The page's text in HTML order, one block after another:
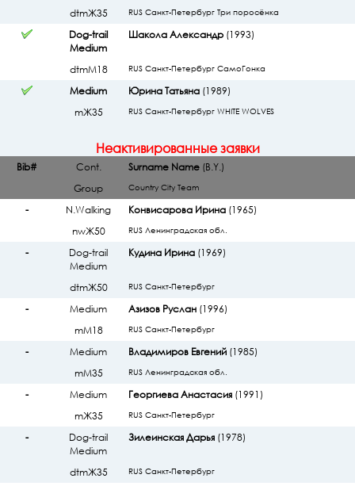
dtmЖ35
RUS Санкт-Петербург Три поросёнка
Dog-trail
Medium
dtmМ18
Шакола Александр(1993)
RUS Санкт-Петербург СамоГонка
Medium
mЖ35
Юрина Татьяна(1989)
RUS Санкт-Петербург WHITE WOLVES
Неактивированные заявки
Bib#
Cont.
Group
Surname Name (B.Y.)
Country City Team
-
N.Walking
nwЖ50
Конвисарова Ирина(1965)
RUS Ленинградская обл.
-
Dog-trail
Medium
dtmЖ50
Кудина Ирина(1969)
RUS Санкт-Петербург
-
Medium
mМ18
Азизов Руслан(1996)
RUS Санкт-Петербург
-
Medium
mМ35
Владимиров Евгений(1985)
RUS Ленинградская обл.
-
Medium
mЖ35
Георгиева Анастасия(1991)
RUS Санкт-Петербург
-
Dog-trail
Medium
dtmЖ35
Зилеинская Дарья(1978)
RUS Санкт-Петербург